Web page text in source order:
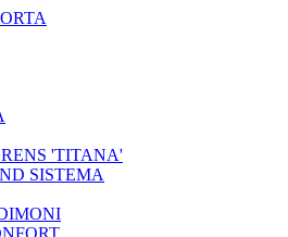
'TITANA'
SISTEMA